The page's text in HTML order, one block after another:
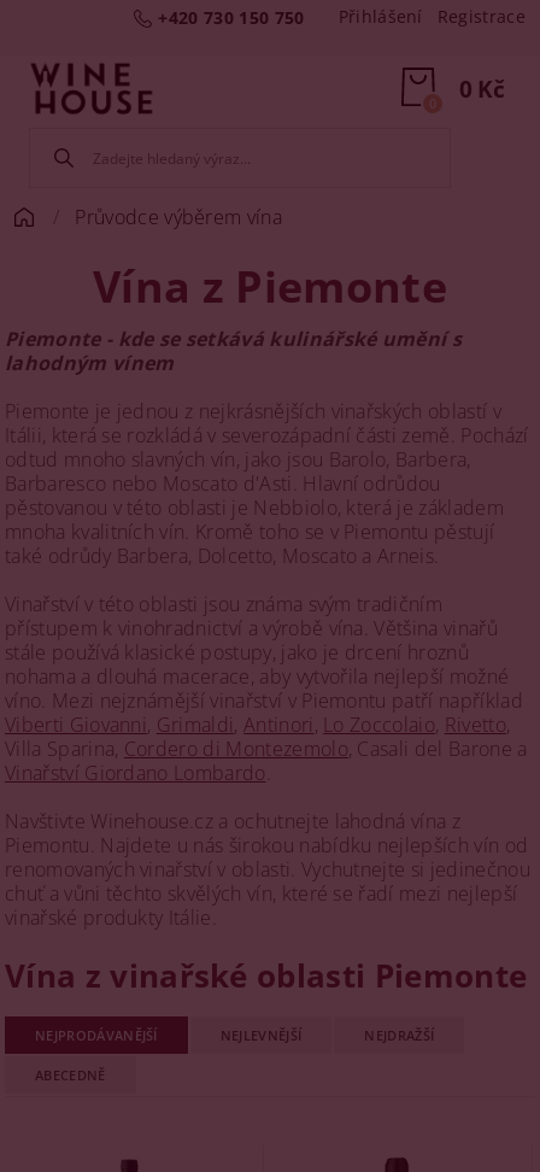
+420 730 150 750 Přihlášení Registrace
0 Kč
0
Průvodce výběrem vína
Vína z Piemonte
Piemonte - kde se setkává kulinářské umění s
lahodným vínem
Piemonte je jednou z nejkrásnějších vinařských oblastí v
Itálii, která se rozkládá v severozápadní části země. Pochází
odtud mnoho slavných vín, jako jsou Barolo, Barbera,
Barbaresco nebo Moscato d'Asti. Hlavní odrůdou
pěstovanou v této oblasti je Nebbiolo, která je základem
mnoha kvalitních vín. Kromě toho se v Piemontu pěstují
také odrůdy Barbera, Dolcetto, Moscato a Arneis.
Vinařství v této oblasti jsou známa svým tradičním
přístupem k vinohradnictví a výrobě vína. Většina vinařů
stále používá klasické postupy, jako je drcení hroznů
nohama a dlouhá macerace, aby vytvořila nejlepší možné
víno. Mezi nejznámější vinařství v Piemontu patří například
Viberti Giovanni, Grimaldi, Antinori, Lo Zoccolaio, Rivetto,
Villa Sparina, Cordero di Montezemolo, Casali del Barone a
Vinařství Giordano Lombardo
Navštivte Winehouse.cz a ochutnejte lahodná vína z
Piemontu. Najdete u nás širokou nabídku nejlepších vín od
renomovaných vinařství v oblasti. Vychutnejte si jedinečnou
chuť a vůni těchto skvělých vín, které se řadí mezi nejlepší
vinařské produkty Itálie.
Vína z vinařské oblasti Piemonte
NEJPRODÁVANĚJŠÍ NEJLEVNĚJŠÍ NEJDRAŽŠÍ
ABECEDNĚ